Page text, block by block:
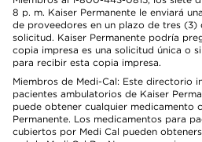
8 p. m. Kaiser Permanente le enviará
de proveedores en un plazo de tres (3)
solicitud. Kaiser Permanente podría
copia impresa es una solicitud única o
para recibir esta copia impresa.
Miembros de Medi-Cal: Este directorio
pacientes ambulatorios de Kaiser
puede obtener cualquier medicamento
Permanente. Los medicamentos para
cubiertos por Medi Cal pueden